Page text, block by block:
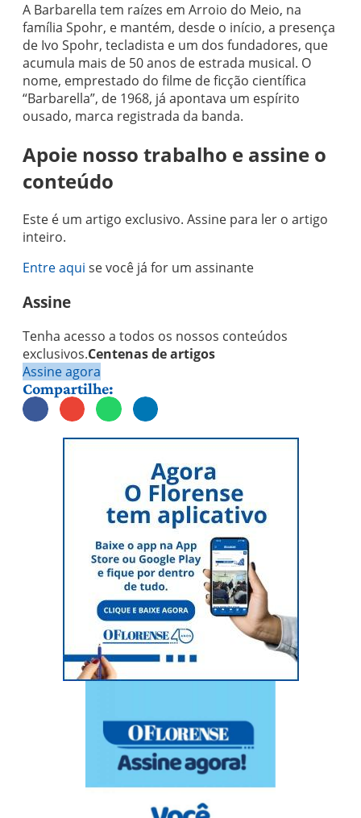
A Barbarella tem raízes em Arroio do Meio, na
família Spohr, e mantém, desde o início, a presença
de Ivo Spohr, tecladista e um dos fundadores, que
acumula mais de 50 anos de estrada musical. O
nome, emprestado do filme de ficção científica
“Barbarella”, de 1968, já apontava um espírito
ousado, marca registrada da banda.
Apoie nosso trabalho e assine o
conteúdo
Este é um artigo exclusivo. Assine para ler o artigo
inteiro.
Entre aqui se você já for um assinante
Assine
Tenha acesso a todos os nossos conteúdos
exclusivos.Centenas de artigos
Assine agora
Compartilhe: